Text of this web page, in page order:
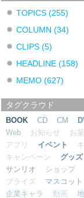
TOPICS(255)
COLUMN(34)
CLIPS(5)
HEADLINE(158)
MEMO(627)
タグクラウド
BOOK CD CM
Web
お知らせ お
アプリ
イベント
キャンペーン
グッズ
サンリオ
ショップ
プライズ
マスコット
企業キャラ
動画